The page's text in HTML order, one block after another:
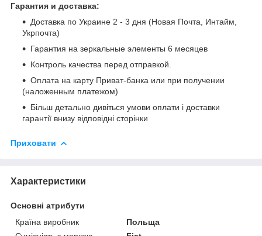
Гарантия и доставка:
Доставка по Украине 2 - 3 дня (Новая Почта, Интайм,
Укрпочта)
Гарантия на зеркальные элементы 6 месяцев
Контроль качества перед отправкой.
Оплата на карту Приват-банка или при получении
(наложенным платежом)
Більш детально дивіться умови оплати і доставки
гарантії внизу відповідні сторінки
Приховати
Характеристики
Основні атрибути
Країна виробник
Польща